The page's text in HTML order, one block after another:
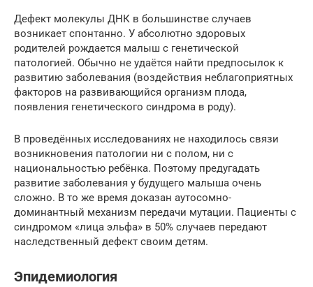
Дефект молекулы ДНК в большинстве случаев
возникает спонтанно. У абсолютно здоровых
родителей рождается малыш с генетической
патологией. Обычно не удаётся найти предпосылок к
развитию заболевания (воздействия неблагоприятных
факторов на развивающийся организм плода,
появления генетического синдрома в роду).
В проведённых исследованиях не находилось связи
возникновения патологии ни с полом, ни с
национальностью ребёнка. Поэтому предугадать
развитие заболевания у будущего малыша очень
сложно. В то же время доказан аутосомно-
доминантный механизм передачи мутации. Пациенты с
синдромом «лица эльфа» в 50% случаев передают
наследственный дефект своим детям.
Эпидемиология